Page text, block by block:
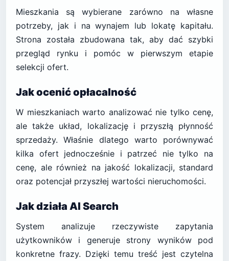
Mieszkania są wybierane zarówno na własne
potrzeby, jak i na wynajem lub lokatę kapitału.
Strona została zbudowana tak, aby dać szybki
przegląd rynku i pomóc w pierwszym etapie
selekcji ofert.
Jak ocenić opłacalność
W mieszkaniach warto analizować nie tylko cenę,
ale także układ, lokalizację i przyszłą płynność
sprzedaży. Właśnie dlatego warto porównywać
kilka ofert jednocześnie i patrzeć nie tylko na
cenę, ale również na jakość lokalizacji, standard
oraz potencjał przyszłej wartości nieruchomości.
Jak działa AI Search
System analizuje rzeczywiste zapytania
użytkowników i generuje strony wyników pod
konkretne frazy. Dzięki temu treść jest czytelna